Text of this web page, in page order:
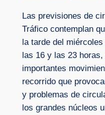
Las previsiones de
Tráfico contemplan
la tarde del
las 16 y las 23
importantes
recorrido que
y problemas de
los grandes núcleos